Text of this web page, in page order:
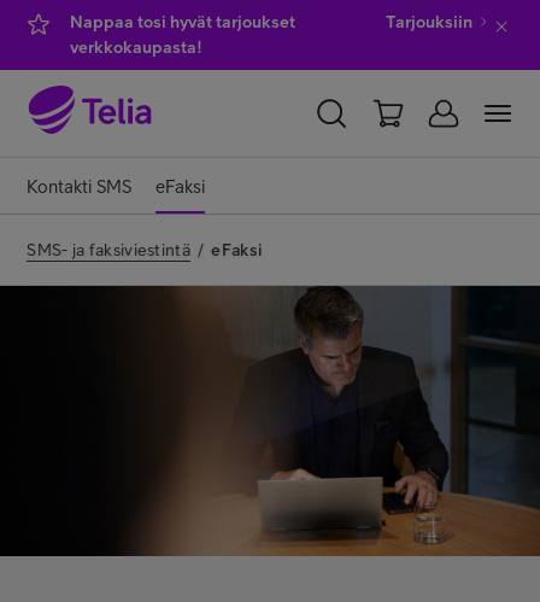
Nappaa tosi hyvät tarjoukset
verkkokaupasta!
Tarjouksiin
YKSITYISILLE YRITYKSILLE
Minun Telia Yrityksille
Kontakti SMS eFaksi
SMS- ja faksiviestintä / eFaksi